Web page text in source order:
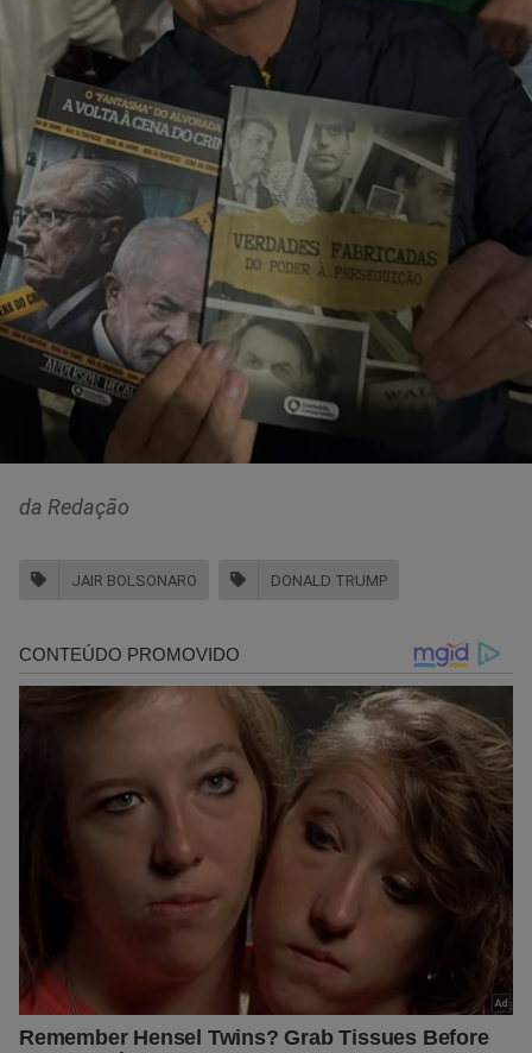
da Redação
JAIR BOLSONARO DONALD TRUMP